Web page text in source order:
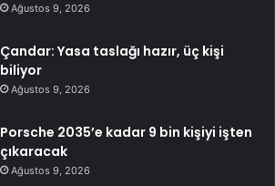
Ağustos 9, 2026
Çandar: Yasa taslağı hazır, üç kişi
biliyor
Ağustos 9, 2026
Porsche 2035’e kadar 9 bin kişiyi işten
çıkaracak
Ağustos 9, 2026